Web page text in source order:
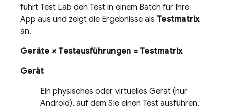
führt Test Lab den Test in einem Batch für Ihre
App aus und zeigt die Ergebnisse als Testmatrix
an.
Geräte × Testausführungen = Testmatrix
Gerät
Ein physisches oder virtuelles Gerät (nur
Android), auf dem Sie einen Test ausführen,